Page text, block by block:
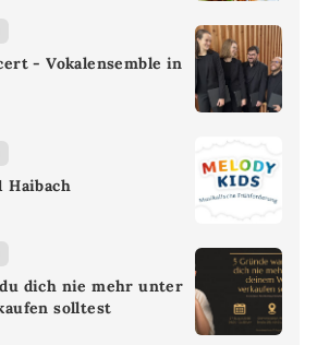
- Vokalensemble in
Haibach
dich nie mehr unter
solltest